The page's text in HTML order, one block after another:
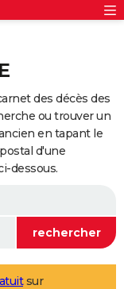
des décès des
ou trouver un
en tapant le
d'une
dessous.
sur